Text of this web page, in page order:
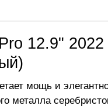
12.9" 2022
мощь и
металла